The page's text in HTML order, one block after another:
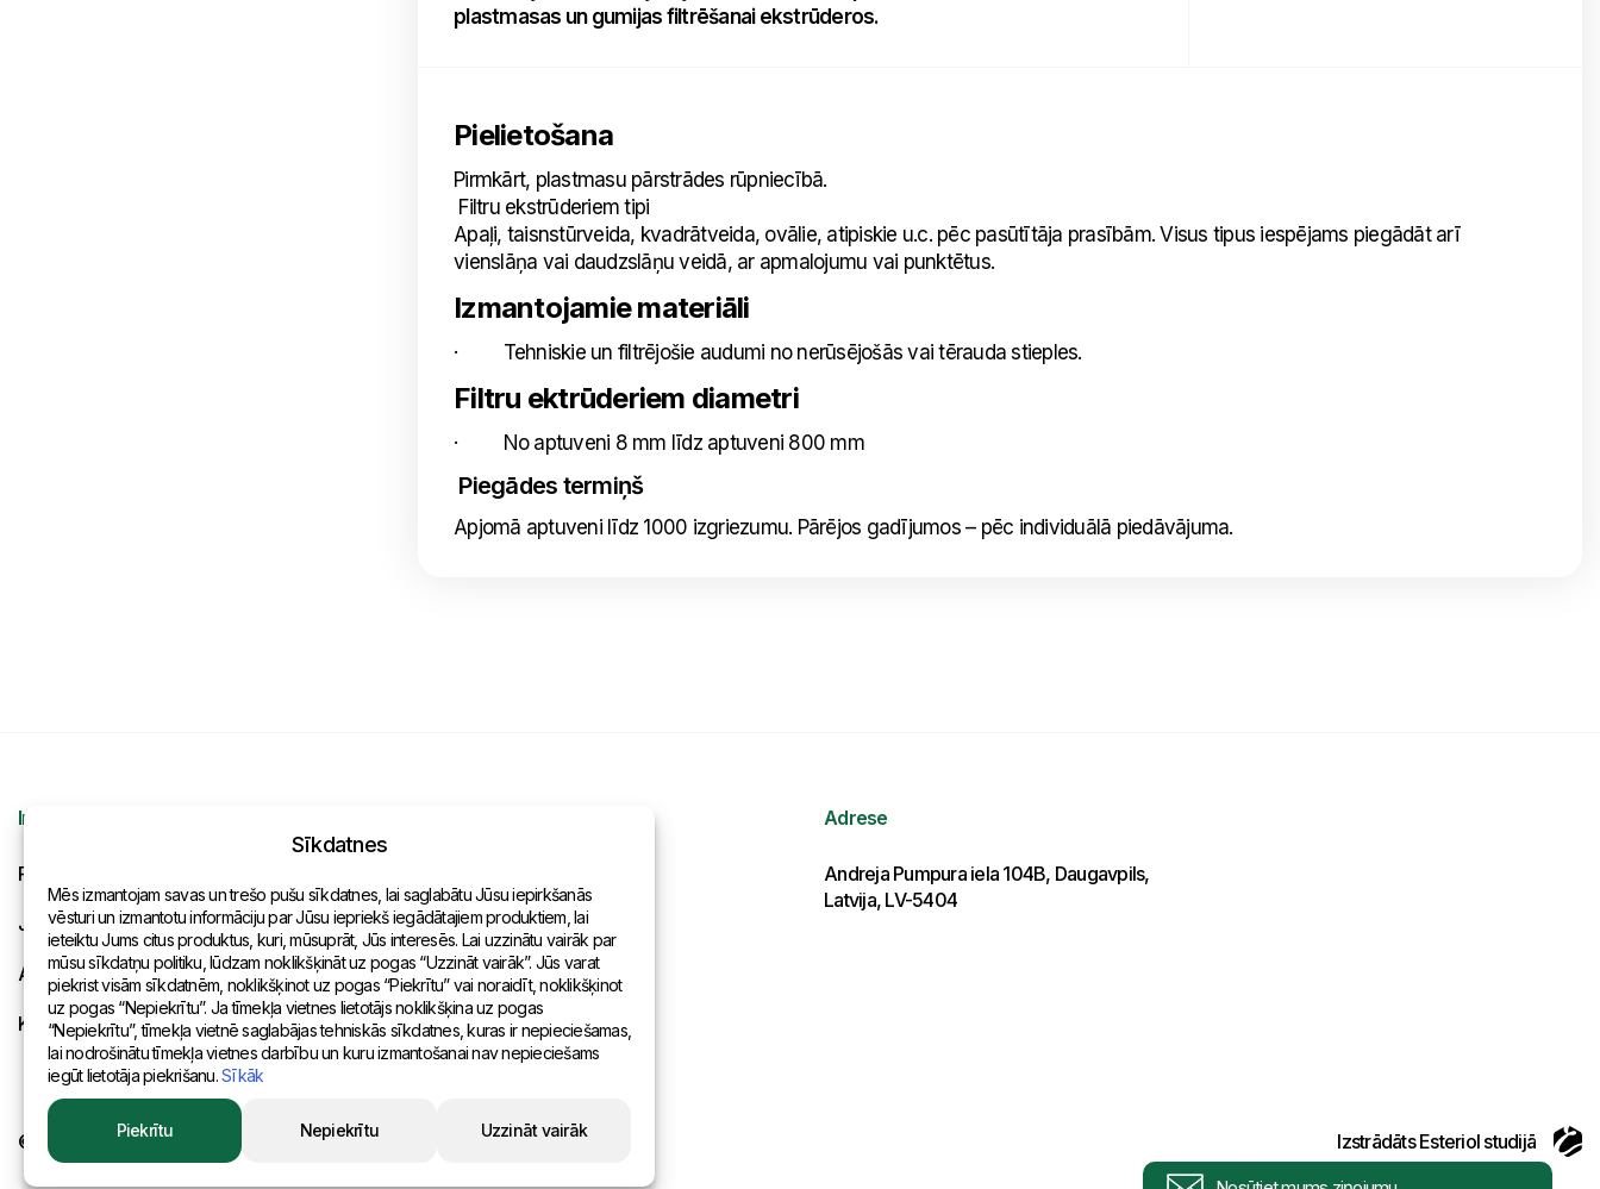
plastmasas un gumijas filtrēšanai ekstrūderos.
Pielietošana
Pirmkārt, plastmasu pārstrādes rūpniecībā.
Filtru ekstrūderiem tipi
Apaļi, taisnstūrveida, kvadrātveida, ovālie, atipiskie u.c. pēc pasūtītāja prasībām. Visus tipus iespējams piegādāt arī
vienslāņa vai daudzslāņu veidā, ar apmalojumu vai punktētus.
Izmantojamie materiāli
· Tehniskie un filtrējošie audumi no nerūsējošās vai tērauda stieples.
Filtru ektrūderiem diametri
· No aptuveni 8 mm līdz aptuveni 800 mm
Piegādes termiņš
Apjomā aptuveni līdz 1000 izgriezumu. Pārējos gadījumos – pēc individuālā piedāvājuma.
Informācija
Pieprasījums
Jaunumi
Apmaksa un piegāde
Konfidencialitātes politika
Pārstāvniecības pasaulē
Adrese
Andreja Pumpura iela 104B, Daugavpils,
Latvija, LV-5404
© 2015 Eurositex Latvija Izstrādāts Esteriol studijā
Sīkdatnes
Mēs izmantojam savas un trešo pušu sīkdatnes, lai saglabātu Jūsu iepirkšanās
vēsturi un izmantotu informāciju par Jūsu iepriekš iegādātajiem produktiem, lai
ieteiktu Jums citus produktus, kuri, mūsuprāt, Jūs interesēs. Lai uzzinātu vairāk par
mūsu sīkdatņu politiku, lūdzam noklikšķināt uz pogas “Uzzināt vairāk”. Jūs varat
piekrist visām sīkdatnēm, noklikšķinot uz pogas “Piekrītu” vai noraidīt, noklikšķinot
uz pogas “Nepiekrītu”. Ja tīmekļa vietnes lietotājs noklikšķina uz pogas
“Nepiekrītu”, tīmekļa vietnē saglabājas tehniskās sīkdatnes, kuras ir nepieciešamas,
lai nodrošinātu tīmekļa vietnes darbību un kuru izmantošanai nav nepieciešams
iegūt lietotāja piekrišanu.Sīkāk
Piekrītu Nepiekrītu Uzzināt vairāk